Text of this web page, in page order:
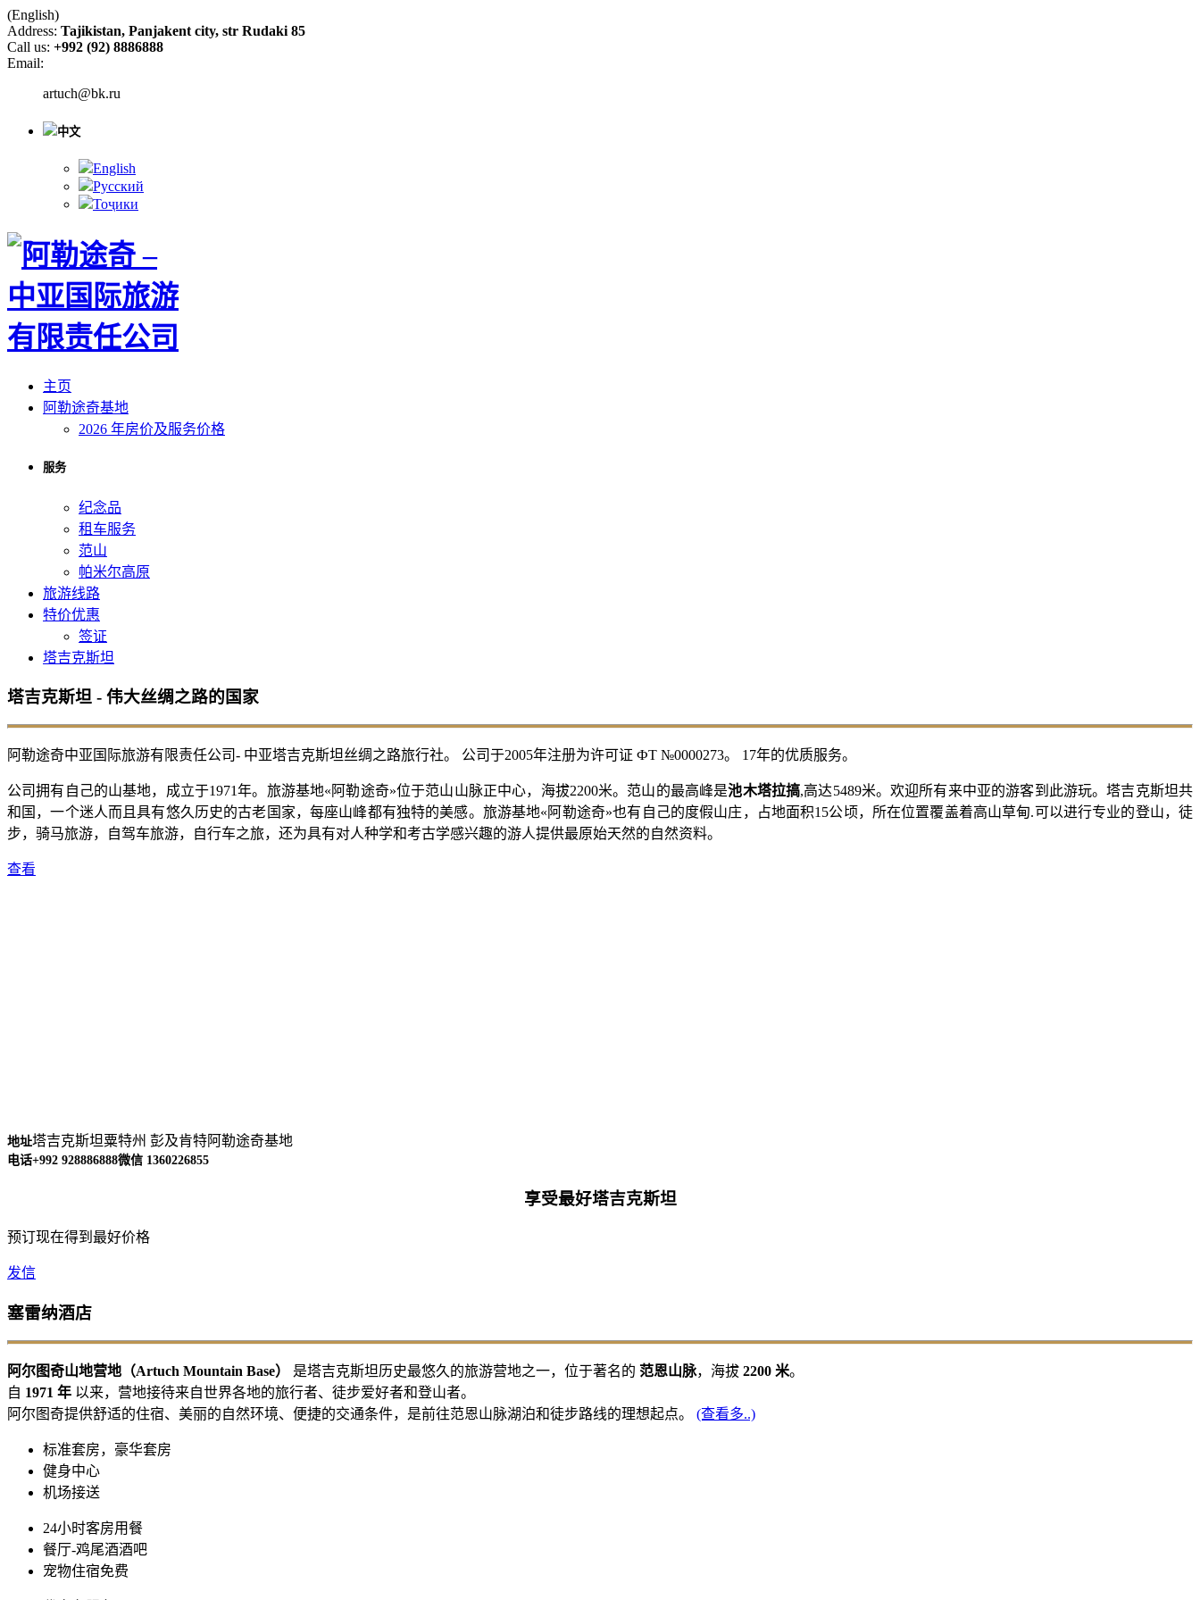
(English)
Address: Tajikistan, Panjakent city, str Rudaki 85
Call us: +992 (92) 8886888
Email:
artuch@bk.ru
中文
English
Русский
Тоҷики
主页
阿勒途奇基地
2026 年房价及服务价格
服务
纪念品
租车服务
范山
帕米尔高原
旅游线路
特价优惠
签证
塔吉克斯坦
塔吉克斯坦 - 伟大丝绸之路的国家
阿勒途奇中亚国际旅游有限责任公司- 中亚塔吉克斯坦丝绸之路旅行社。 公司于2005年注册为许可证 ФТ №0000273。 17年的优质服务。
公司拥有自己的山基地，成立于1971年。旅游基地«阿勒途奇»位于范山山脉正中心，海拔2200米。范山的最高峰是池木塔拉搞,高达5489米。欢迎所有来中亚的游客到此游玩。塔吉克斯坦共
和国，一个迷人而且具有悠久历史的古老国家，每座山峰都有独特的美感。旅游基地«阿勒途奇»也有自己的度假山庄，占地面积15公顷，所在位置覆盖着高山草甸.可以进行专业的登山，徒
步，骑马旅游，自驾车旅游，自行车之旅，还为具有对人种学和考古学感兴趣的游人提供最原始天然的自然资料。
查看
地址塔吉克斯坦粟特州 彭及肯特阿勒途奇基地
电话+992 928886888微信 1360226855
享受最好塔吉克斯坦
预订现在得到最好价格
发信
塞雷纳酒店
阿尔图奇山地营地（Artuch Mountain Base） 是塔吉克斯坦历史最悠久的旅游营地之一，位于著名的 范恩山脉，海拔 2200 米。
自 1971 年 以来，营地接待来自世界各地的旅行者、徒步爱好者和登山者。
阿尔图奇提供舒适的住宿、美丽的自然环境、便捷的交通条件，是前往范恩山脉湖泊和徒步路线的理想起点。 (查看多..)
标准套房，豪华套房
健身中心
机场接送
24小时客房用餐
餐厅-鸡尾酒酒吧
宠物住宿免费